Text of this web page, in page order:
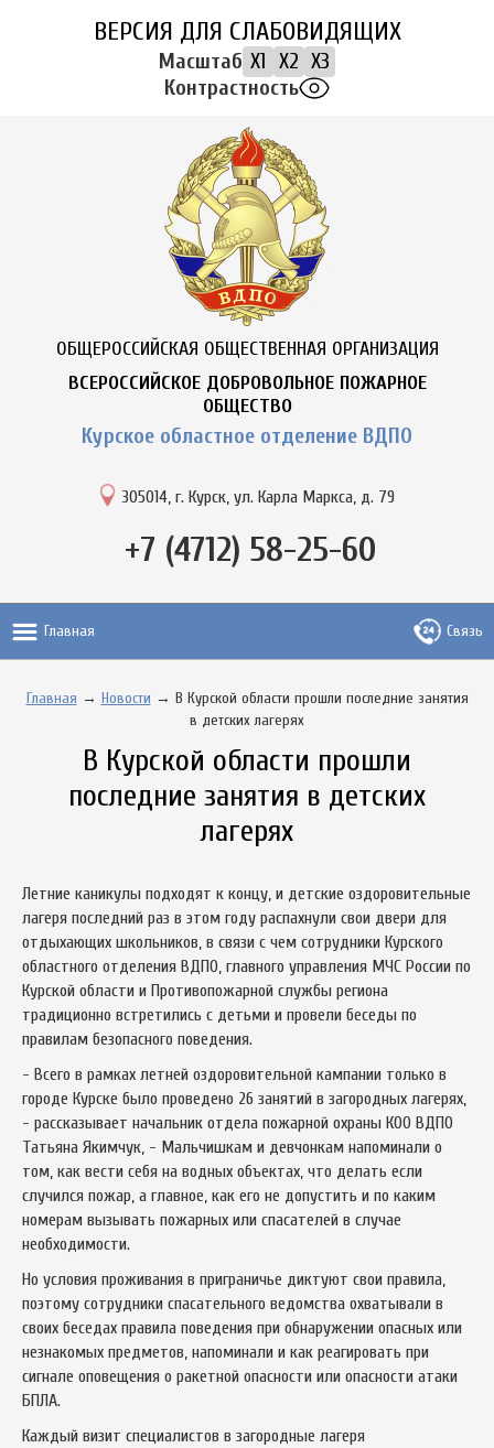
ВЕРСИЯ ДЛЯ СЛАБОВИДЯЩИХ
Масштаб X1 X2 X3
Контрастность
ОБЩЕРОССИЙСКАЯ ОБЩЕСТВЕННАЯ ОРГАНИЗАЦИЯ
ВСЕРОССИЙСКОЕ ДОБРОВОЛЬНОЕ ПОЖАРНОЕ
ОБЩЕСТВО
Курское областное отделение ВДПО
305014, г. Курск, ул. Карла Маркса, д. 79
+7 (4712) 58-25-60
Главная Связь
Главная → Новости → В Курской области прошли последние занятия
в детских лагерях
В Курской области прошли
последние занятия в детских
лагерях
Летние каникулы подходят к концу, и детские оздоровительные
лагеря последний раз в этом году распахнули свои двери для
отдыхающих школьников, в связи с чем сотрудники Курского
областного отделения ВДПО, главного управления МЧС России по
Курской области и Противопожарной службы региона
традиционно встретились с детьми и провели беседы по
правилам безопасного поведения.
- Всего в рамках летней оздоровительной кампании только в
городе Курске было проведено 26 занятий в загородных лагерях,
- рассказывает начальник отдела пожарной охраны КОО ВДПО
Татьяна Якимчук, - Мальчишкам и девчонкам напоминали о
том, как вести себя на водных объектах, что делать если
случился пожар, а главное, как его не допустить и по каким
номерам вызывать пожарных или спасателей в случае
необходимости.
Но условия проживания в приграничье диктуют свои правила,
поэтому сотрудники спасательного ведомства охватывали в
своих беседах правила поведения при обнаружении опасных или
незнакомых предметов, напоминали и как реагировать при
сигнале оповещения о ракетной опасности или опасности атаки
БПЛА.
Каждый визит специалистов в загородные лагеря